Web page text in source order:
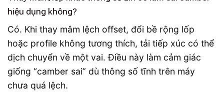
hiệu dụng không?
Có. Khi thay mâm lệch offset, đổi bề rộng lốp
hoặc profile không tương thích, tải tiếp xúc có thể
dịch chuyển về một vai. Điều này làm cảm giác
giống “camber sai” dù thông số tĩnh trên máy
chưa quá lệch.